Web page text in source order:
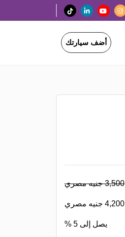
أضف سيارتك
3,500 جنيه مصري
4,200 جنيه مصري
يصل إلى 5 %